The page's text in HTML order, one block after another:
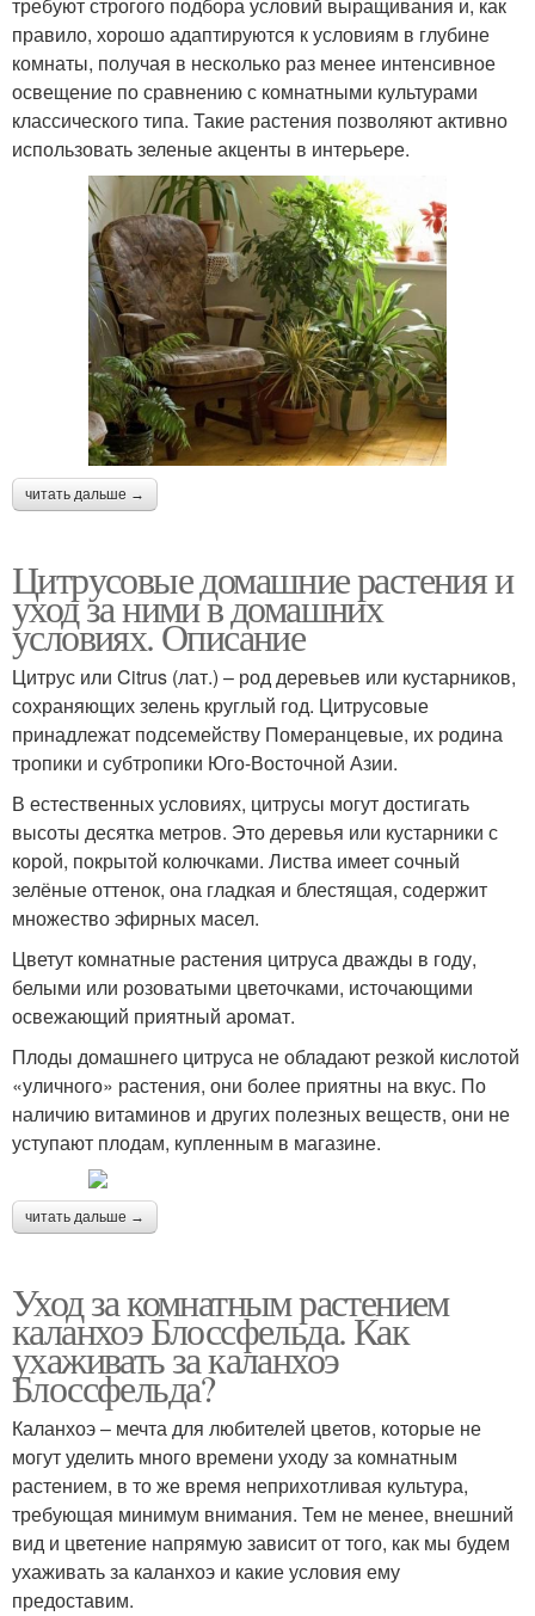
правило, хорошо адаптируются к условиям в глубине
комнаты, получая в несколько раз менее интенсивное
освещение по сравнению с комнатными культурами
классического типа. Такие растения позволяют активно
использовать зеленые акценты в интерьере.
читать дальше →
Цитрусовые домашние растения и
уход за ними в домашних
условиях. Описание
Цитрус или Citrus (лат.) – род деревьев или кустарников,
сохраняющих зелень круглый год. Цитрусовые
принадлежат подсемейству Померанцевые, их родина
тропики и субтропики Юго-Восточной Азии.
В естественных условиях, цитрусы могут достигать
высоты десятка метров. Это деревья или кустарники с
корой, покрытой колючками. Листва имеет сочный
зелёные оттенок, она гладкая и блестящая, содержит
множество эфирных масел.
Цветут комнатные растения цитруса дважды в году,
белыми или розоватыми цветочками, источающими
освежающий приятный аромат.
Плоды домашнего цитруса не обладают резкой кислотой
«уличного» растения, они более приятны на вкус. По
наличию витаминов и других полезных веществ, они не
уступают плодам, купленным в магазине.
читать дальше →
Уход за комнатным растением
каланхоэ Блоссфельда. Как
ухаживать за каланхоэ
Блоссфельда?
Каланхоэ – мечта для любителей цветов, которые не
могут уделить много времени уходу за комнатным
растением, в то же время неприхотливая культура,
требующая минимум внимания. Тем не менее, внешний
вид и цветение напрямую зависит от того, как мы будем
ухаживать за каланхоэ и какие условия ему
предоставим.